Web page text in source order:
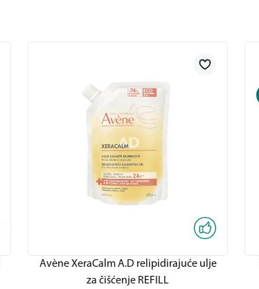
Avène XeraCalm A.D relipidirajuće ulje
za čišćenje REFILL